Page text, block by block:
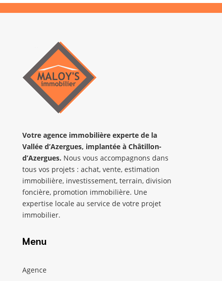
Votre agence immobilière experte de la
Vallée d’Azergues, implantéeà Châtillon-
d’Azergues. Nous vous accompagnons dans
tous vos projets : achat, vente, estimation
immobilière, investissement, terrain, division
foncière, promotion immobilière. Une
expertise locale au service de votre projet
immobilier.
Menu
Agence